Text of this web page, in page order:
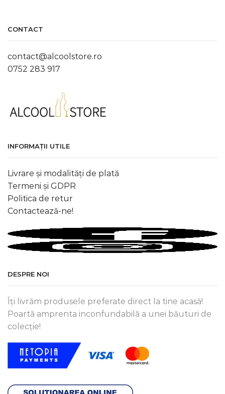
CONTACT
contact@alcoolstore.ro
0752 283 917
INFORMAȚII UTILE
Livrare și modalități de plată
Termeni și GDPR
Politica de retur
Contactează-ne!
DESPRE NOI
Îți livrăm produsele preferate direct la tine acasă!
Poartă amprenta inconfundabilă a unei băuturi de
colecție!